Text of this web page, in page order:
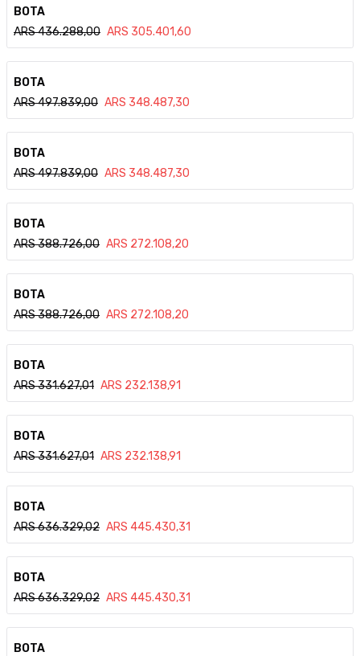
BOTA
ARS436.288,00 ARS 305.401,60
BOTA
ARS497.839,00 ARS 348.487,30
BOTA
ARS497.839,00 ARS 348.487,30
BOTA
ARS388.726,00 ARS 272.108,20
BOTA
ARS388.726,00 ARS 272.108,20
BOTA
ARS331.627,01 ARS 232.138,91
BOTA
ARS331.627,01 ARS 232.138,91
BOTA
ARS636.329,02 ARS 445.430,31
BOTA
ARS636.329,02 ARS 445.430,31
BOTA